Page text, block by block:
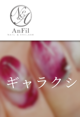
ギャラク